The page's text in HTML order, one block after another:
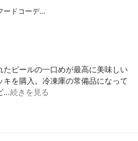
ードコーデ…
ビールの一口めが最高に美味しい
を購入。冷凍庫の常備品になって
…続きを見る